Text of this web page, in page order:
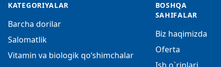
KATEGORIYALAR
Barcha dorilar
Salomatlik
Vitamin va biologik qo‘shimchalar
BOSHQA
SAHIFALAR
Biz haqimizda
Oferta